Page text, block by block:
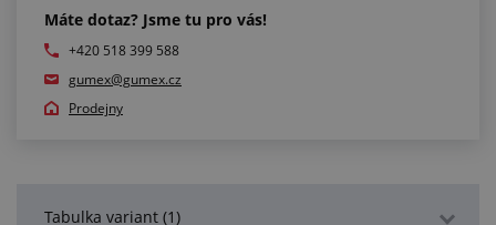
Máte dotaz? Jsme tu pro vás!
+420 518 399 588
gumex@gumex.cz
Prodejny
Tabulka variant (1)